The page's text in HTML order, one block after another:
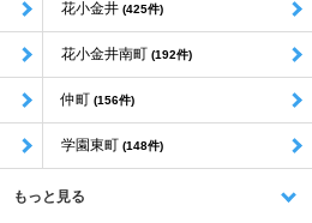
花小金井 (425件)
花小金井南町 (192件)
仲町 (156件)
学園東町 (148件)
もっと見る